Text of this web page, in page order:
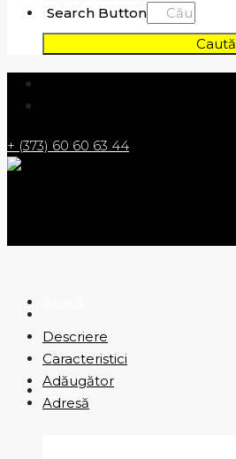
Search Button
Caută
+ (373) 60 60 63 44
Vînzare
Descriere
Caracteristici
Adăugător
Adresă